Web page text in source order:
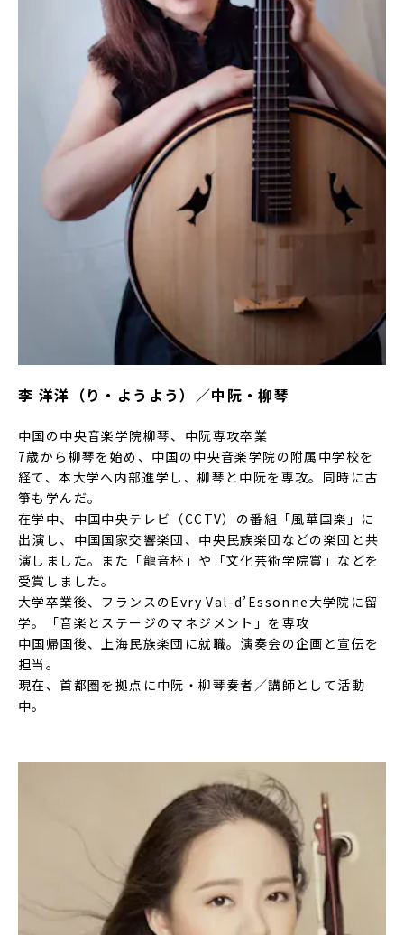
李 洋洋（り・ようよう）／中阮・柳琴
中国の中央音楽学院柳琴、中阮専攻卒業
7歳から柳琴を始め、中国の中央音楽学院の附属中学校を
経て、本大学へ内部進学し、柳琴と中阮を専攻。同時に古
箏も学んだ。
在学中、中国中央テレビ（CCTV）の番組「風華国楽」に
出演し、中国国家交響楽団、中央民族楽団などの楽団と共
演しました。また「龍音杯」や「文化芸術学院賞」などを
受賞しました。
大学卒業後、フランスのEvry Val-d’Essonne大学院に留
学。「音楽とステージのマネジメント」を専攻
中国帰国後、上海民族楽団に就職。演奏会の企画と宣伝を
担当。
現在、首都圏を拠点に中阮・柳琴奏者／講師として活動
中。